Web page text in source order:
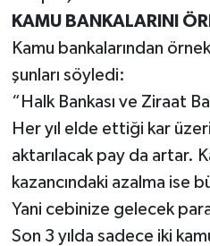
KAMU BANKALARINI
Kamu bankalarından
şunları söyledi:
“Halk Bankası ve Ziraat
Her yıl elde ettiği kar
aktarılacak pay da artar.
kazancındaki azalma ise
Yani cebinize gelecek
Son 3 yılda sadece iki